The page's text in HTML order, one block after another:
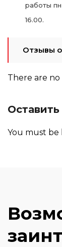
работы
16.00.
Отзывы
There are no
You must be